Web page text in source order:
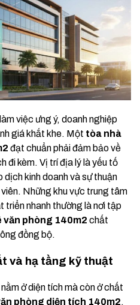
việc ưng ý, doanh nghiệp
giá khắt khe. Một tòa nhà
đạt chuẩn phải đảm bảo về
đi kèm. Vị trí địa lý là yếu tố
kinh doanh và sự thuận
Những khu vực trung tâm
triển nhanh thường là nơi tập
văn phòng 140m2 chất
đồng bộ.
và hạ tầng kỹ thuật
ở diện tích mà còn ở chất
phòng diện tích 140m2,